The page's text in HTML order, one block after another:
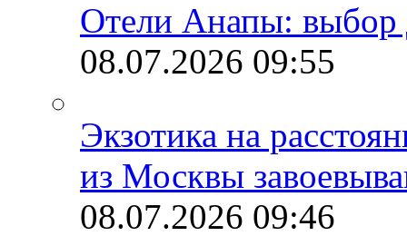
Отели Анапы: выбор
08.07.2026 09:55
Экзотика на
из Москвы
08.07.2026 09:46